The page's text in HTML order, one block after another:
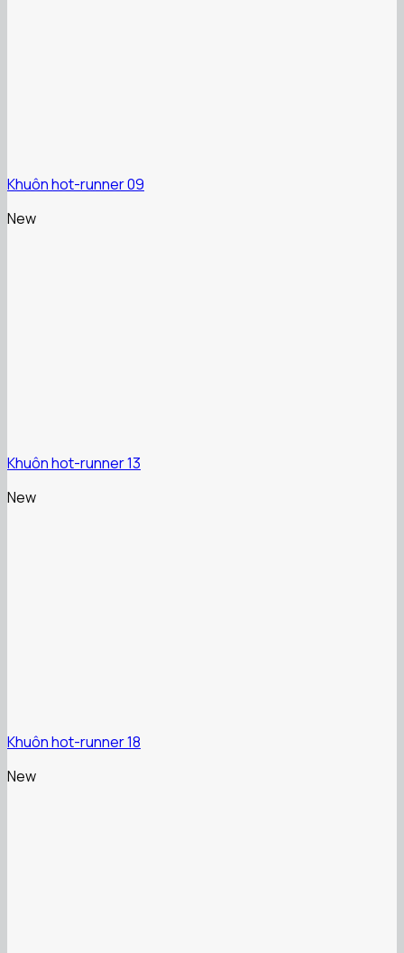
Khuôn hot-runner 09
New
Khuôn hot-runner 13
New
Khuôn hot-runner 18
New